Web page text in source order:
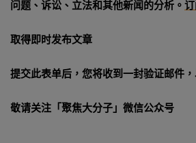
问题、诉讼、立法和其他新闻的分析。
取得即时发布文章
提交此表单后，您将收到一封验证邮件，
敬请关注「聚焦大分子」微信公众号